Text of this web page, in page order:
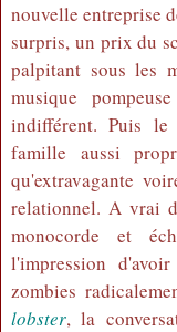
nouvelle entreprise
surpris, un prix du
palpitant sous les
musique
indifférent. Puis le
famille aussi
qu'extravagante
relationnel. A vrai
monocorde et
l'impression
zombies
lobster, la